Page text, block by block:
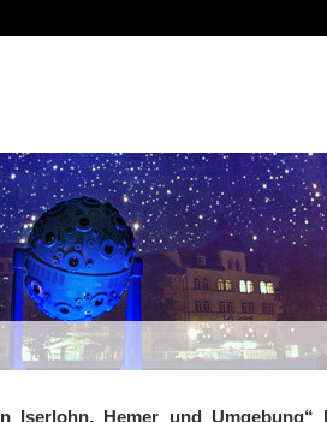
Iserlohn, Hemer und Umgebung“